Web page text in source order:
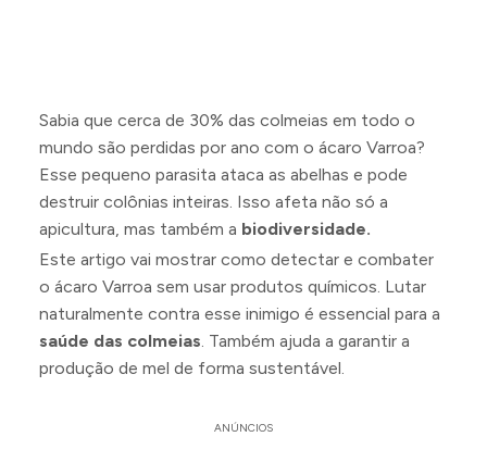
Sabia que cerca de 30% das colmeias em todo o
mundo são perdidas por ano com o ácaro Varroa?
Esse pequeno parasita ataca as abelhas e pode
destruir colônias inteiras. Isso afeta não só a
apicultura, mas também a biodiversidade.
Este artigo vai mostrar como detectar e combater
o ácaro Varroa sem usar produtos químicos. Lutar
naturalmente contra esse inimigo é essencial para a
saúde das colmeias. Também ajuda a garantir a
produção de mel de forma sustentável.
ANÚNCIOS